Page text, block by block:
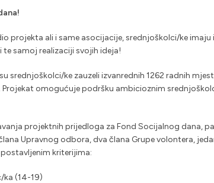
projekta ali i same asocijacije, srednjoškolci/ke
samoj realizaciji svojih ideja!
ke zauzeli izvanrednih 1262 radnih
omogućuje podršku ambicioznim
projektnih prijedloga za Fond Socijalnog dana,
Upravnog odbora, dva člana Grupe volontera,
kriterijima:
(14-19)